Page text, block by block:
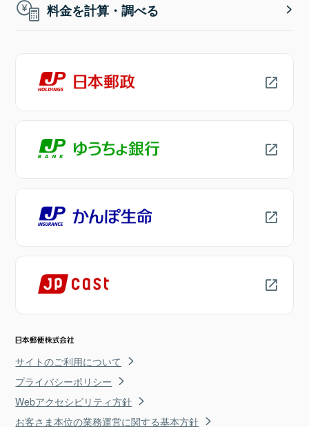
料金を計算・調べる
サイトのご利用について
プライバシーポリシー
Webアクセシビリティ方針
お客さま本位の業務運営に関する基本方針